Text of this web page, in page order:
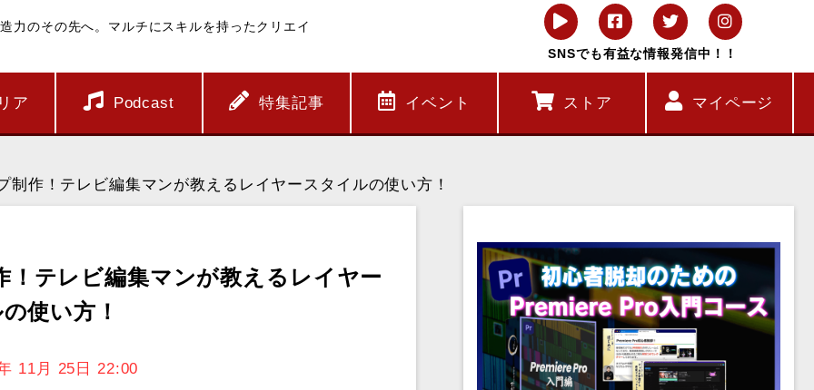
力のその先へ。マルチにスキルを持ったクリエイ
SNSでも有益な情報発信中！！
ア Podcast 特集記事 イベント ストア マイページ
制作！テレビ編集マンが教えるレイヤースタイルの使い方！
テレビ編集マンが教えるレイヤー
使い方！
11月 25日 22:00